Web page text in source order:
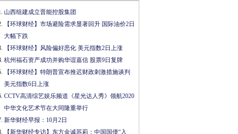
山西组建成立晋能控股集团
【环球财经】市场避险需求显著回升 国际油价2日
大幅下跌
【环球财经】风险偏好恶化 美元指数2日上涨
杭州福石资产成功并购华谊嘉信 股票9日复牌
【环球财经】特朗普宣布推迟财政刺激措施谈判
美元指数6日上涨
CCTV高清综艺娱乐频道《星光达人秀》领航2020
中华文化艺术节在大同隆重举行
新华财经早报：10月2日
【新华财经专访】东方金诚苏莉：中国国债“入